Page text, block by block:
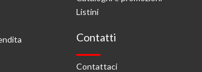
Listini
Contatti
Contattaci